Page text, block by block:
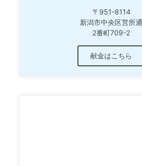
〒951-8114
新潟市中央区営所通
2番町709-2
献金はこちら